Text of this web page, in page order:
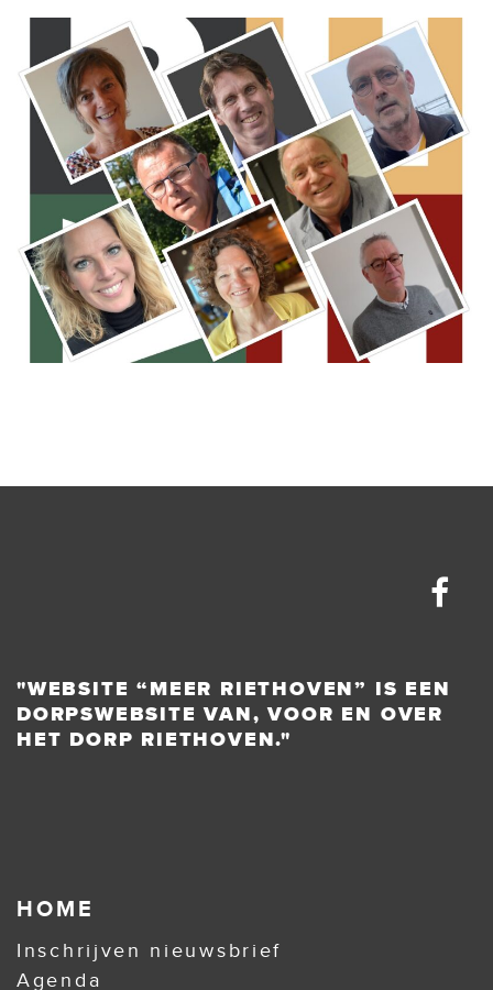
"WEBSITE “MEER RIETHOVEN” IS EEN
DORPSWEBSITE VAN, VOOR EN OVER
HET DORP RIETHOVEN."
HOME
Inschrijven nieuwsbrief
Agenda